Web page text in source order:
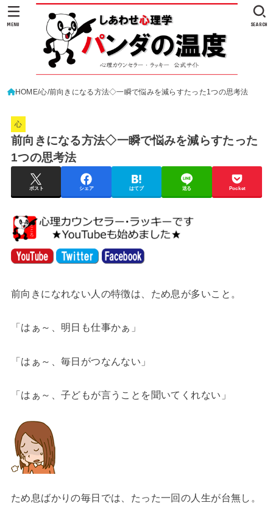
SEARCH
MENU
HOME 心 前向きになる方法◇一瞬で悩みを減らすたった1つの思考法
心
前向きになる方法◇一瞬で悩みを減らすたった
1つの思考法
ポスト シェア はてブ 送る Pocket
前向きになれない人の特徴は、ため息が多いこと。
「はぁ～、明日も仕事かぁ」
「はぁ～、毎日がつなんない」
「はぁ～、子どもが言うことを聞いてくれない」
ため息ばかりの毎日では、たった一回の人生が台無し。